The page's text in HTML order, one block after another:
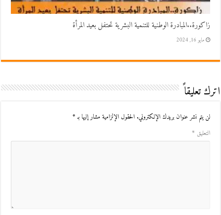
زاكورة..المبادرة الوطنية للتنمية البشرية تحتفل بعيد المرأة
مايو 16, 2024
اترك تعليقاً
لن يتم نشر عنوان بريدك الإلكتروني. الحقول الإلزامية مشار إليها بـ*
التعليق *